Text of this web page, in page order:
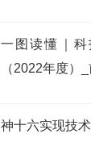
一图读懂｜
（2022年度）
神十六实现技